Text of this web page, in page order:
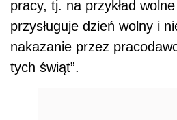
pracy, tj. na przykład
przysługuje dzień wolny i
nakazanie przez
tych świąt”.